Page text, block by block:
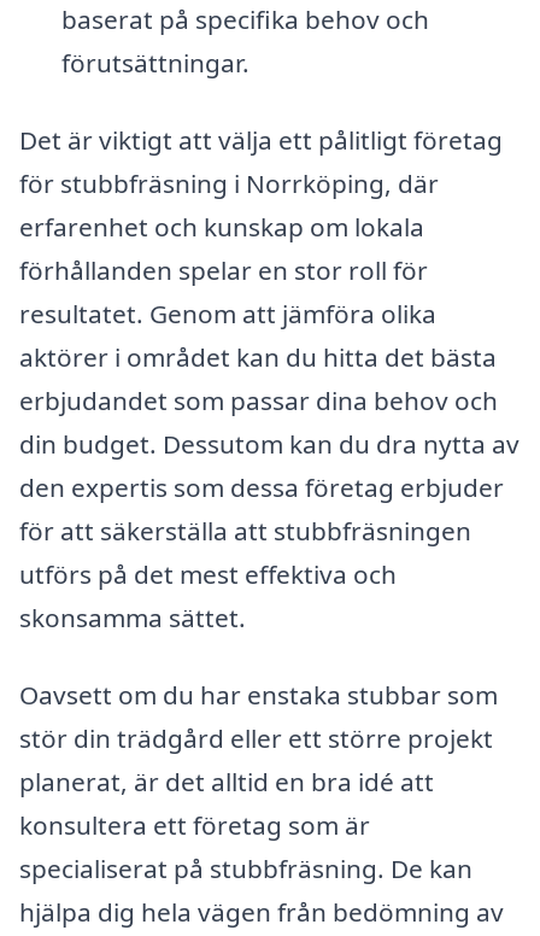
baserat på specifika behov och
förutsättningar.
Det är viktigt att välja ett pålitligt företag
för stubbfräsning i Norrköping, där
erfarenhet och kunskap om lokala
förhållanden spelar en stor roll för
resultatet. Genom att jämföra olika
aktörer i området kan du hitta det bästa
erbjudandet som passar dina behov och
din budget. Dessutom kan du dra nytta av
den expertis som dessa företag erbjuder
för att säkerställa att stubbfräsningen
utförs på det mest effektiva och
skonsamma sättet.
Oavsett om du har enstaka stubbar som
stör din trädgård eller ett större projekt
planerat, är det alltid en bra idé att
konsultera ett företag som är
specialiserat på stubbfräsning. De kan
hjälpa dig hela vägen från bedömning av